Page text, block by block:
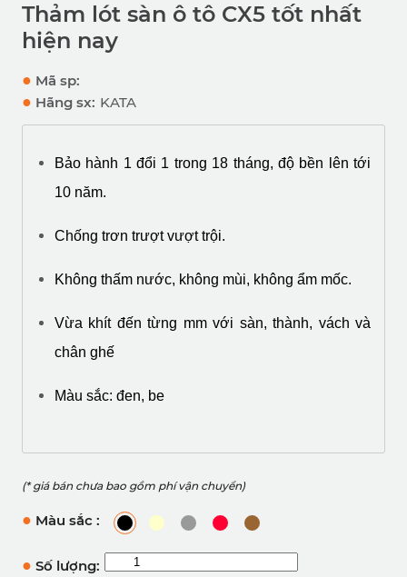
Thảm lót sàn ô tô CX5 tốt nhất
hiện nay
● Mã sp:
● Hãng sx: KATA
Bảo hành 1 đổi 1 trong 18 tháng, độ bền lên tới
10 năm.
Chống trơn trượt vượt trội.
Không thấm nước, không mùi, không ẩm mốc.
Vừa khít đến từng mm với sàn, thành, vách và
chân ghế
Màu sắc: đen, be
(* giá bán chưa bao gồm phí vận chuyển)
● Màu sắc :
● Số lượng: